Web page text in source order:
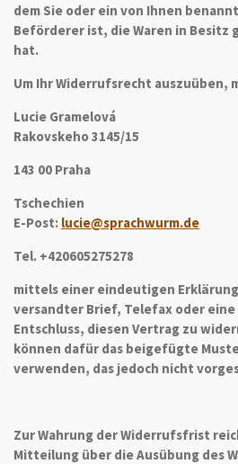
dem Sie oder ein von Ihnen
Beförderer ist, die Waren in Besitz
hat.
Um Ihr Widerrufsrecht auszuüben,
Lucie Gramelová
Rakovskeho 3145/15
143 00 Praha
Tschechien
E-Post: lucie@sprachwurm.de
Tel. +420605275278
mittels einer eindeutigen
versandter Brief, Telefax oder eine
Entschluss, diesen Vertrag zu
können dafür das beigefügte
verwenden, das jedoch nicht
Zur Wahrung der Widerrufsfrist
Mitteilung über die Ausübung des